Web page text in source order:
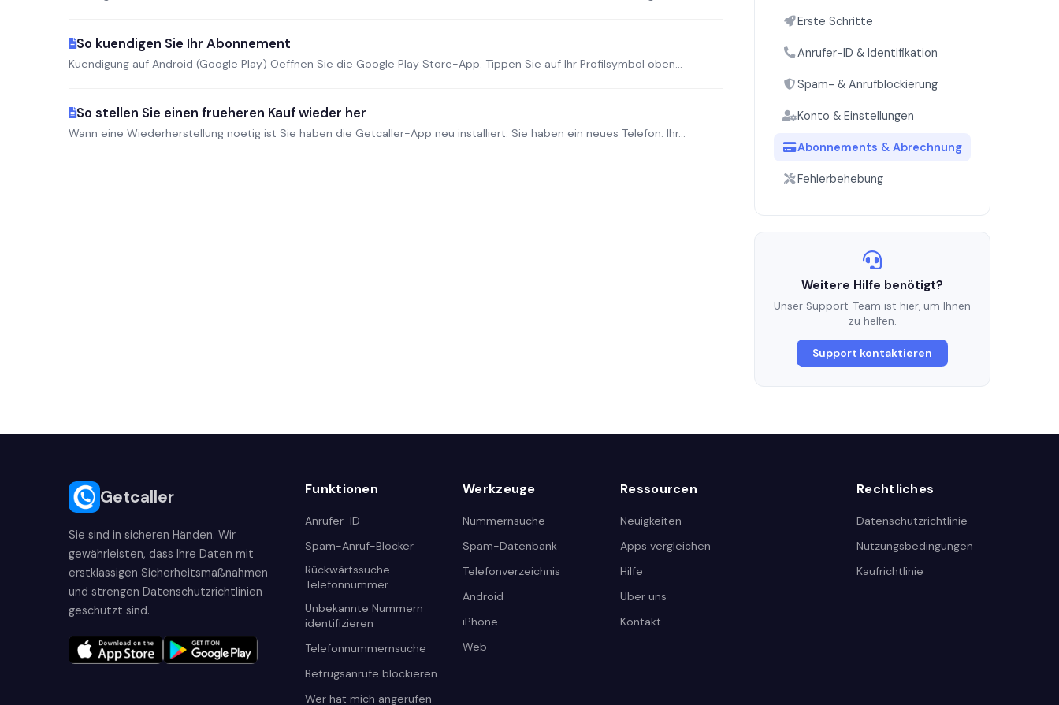
So kuendigen Sie Ihr Abonnement
Kuendigung auf Android (Google Play) Oeffnen Sie die Google Play Store-App. Tippen Sie auf Ihr Profilsymbol oben...
So stellen Sie einen frueheren Kauf wieder her
Wann eine Wiederherstellung noetig ist Sie haben die Getcaller-App neu installiert. Sie haben ein neues Telefon. Ihr...
Erste Schritte
Anrufer-ID & Identifikation
Spam- & Anrufblockierung
Konto & Einstellungen
Abonnements & Abrechnung
Fehlerbehebung
Weitere Hilfe benötigt?
Unser Support-Team ist hier, um Ihnen
zu helfen.
Support kontaktieren
Getcaller
Sie sind in sicheren Händen. Wir
gewährleisten, dass Ihre Daten mit
erstklassigen Sicherheitsmaßnahmen
und strengen Datenschutzrichtlinien
geschützt sind.
Funktionen
Anrufer-ID
Spam-Anruf-Blocker
Rückwärtssuche
Telefonnummer
Unbekannte Nummern
identifizieren
Telefonnummernsuche
Betrugsanrufe blockieren
Wer hat mich angerufen
Werkzeuge
Nummernsuche
Spam-Datenbank
Telefonverzeichnis
Android
iPhone
Web
Ressourcen
Neuigkeiten
Apps vergleichen
Hilfe
Uber uns
Kontakt
Rechtliches
Datenschutzrichtlinie
Nutzungsbedingungen
Kaufrichtlinie